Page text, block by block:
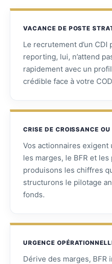
VACANCE DE POSTE
Le recrutement d’un CDI
reporting, lui, n’attend
rapidement avec un
crédible face à votre
CRISE DE CROISSANCE OU
Vos actionnaires
les marges, le BFR et
produisons les chiffres
structurons le pilotage
fonds.
URGENCE
Dérive des marges, BFR